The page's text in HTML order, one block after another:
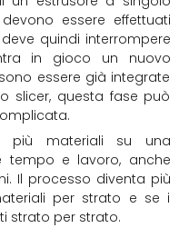
essere effettuati
quindi interrompere
in gioco un nuovo
essere già integrate
slicer, questa fase può
più materiali su una
tempo e lavoro, anche
Il processo diventa più
per strato e se i
strato per strato.